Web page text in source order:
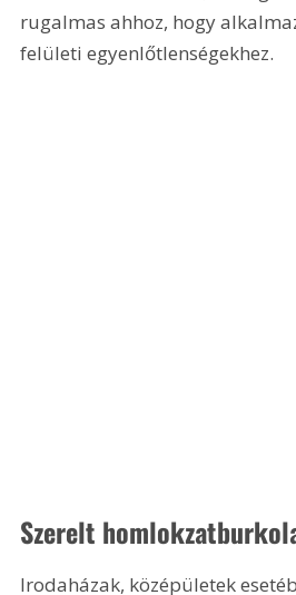
rugalmas ahhoz, hogy
felületi egyenlőtlenségekhez.
Szerelt
Irodaházak, középületek